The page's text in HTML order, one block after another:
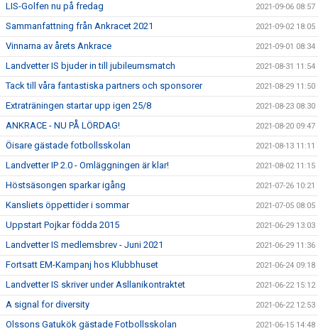
LIS-Golfen nu på fredag 2021-09-06 08:57
Sammanfattning från Ankracet 2021 2021-09-02 18:05
Vinnarna av årets Ankrace 2021-09-01 08:34
Landvetter IS bjuder in till jubileumsmatch 2021-08-31 11:54
Tack till våra fantastiska partners och sponsorer 2021-08-29 11:50
Extraträningen startar upp igen 25/8 2021-08-23 08:30
ANKRACE - NU PÅ LÖRDAG! 2021-08-20 09:47
Öisare gästade fotbollsskolan 2021-08-13 11:11
Landvetter IP 2.0 - Omläggningen är klar! 2021-08-02 11:15
Höstsäsongen sparkar igång 2021-07-26 10:21
Kansliets öppettider i sommar 2021-07-05 08:05
Uppstart Pojkar födda 2015 2021-06-29 13:03
Landvetter IS medlemsbrev - Juni 2021 2021-06-29 11:36
Fortsatt EM-Kampanj hos Klubbhuset 2021-06-24 09:18
Landvetter IS skriver under Asllanikontraktet 2021-06-22 15:12
A signal for diversity 2021-06-22 12:53
Olssons Gatukök gästade Fotbollsskolan 2021-06-15 14:48